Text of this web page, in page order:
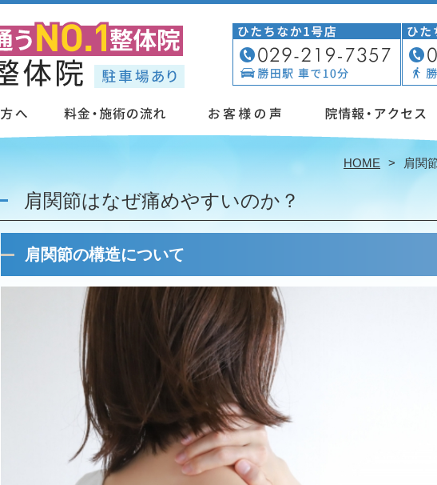
HOME 肩関
肩関節はなぜ痛めやすいのか？
肩関節の構造について